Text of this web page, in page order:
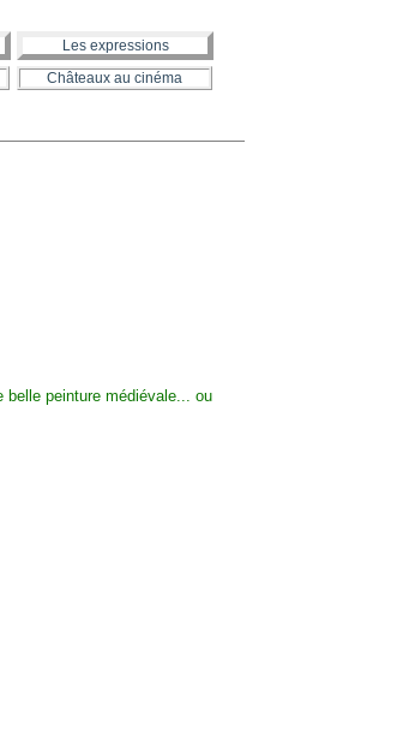
Les expressions
Châteaux au cinéma